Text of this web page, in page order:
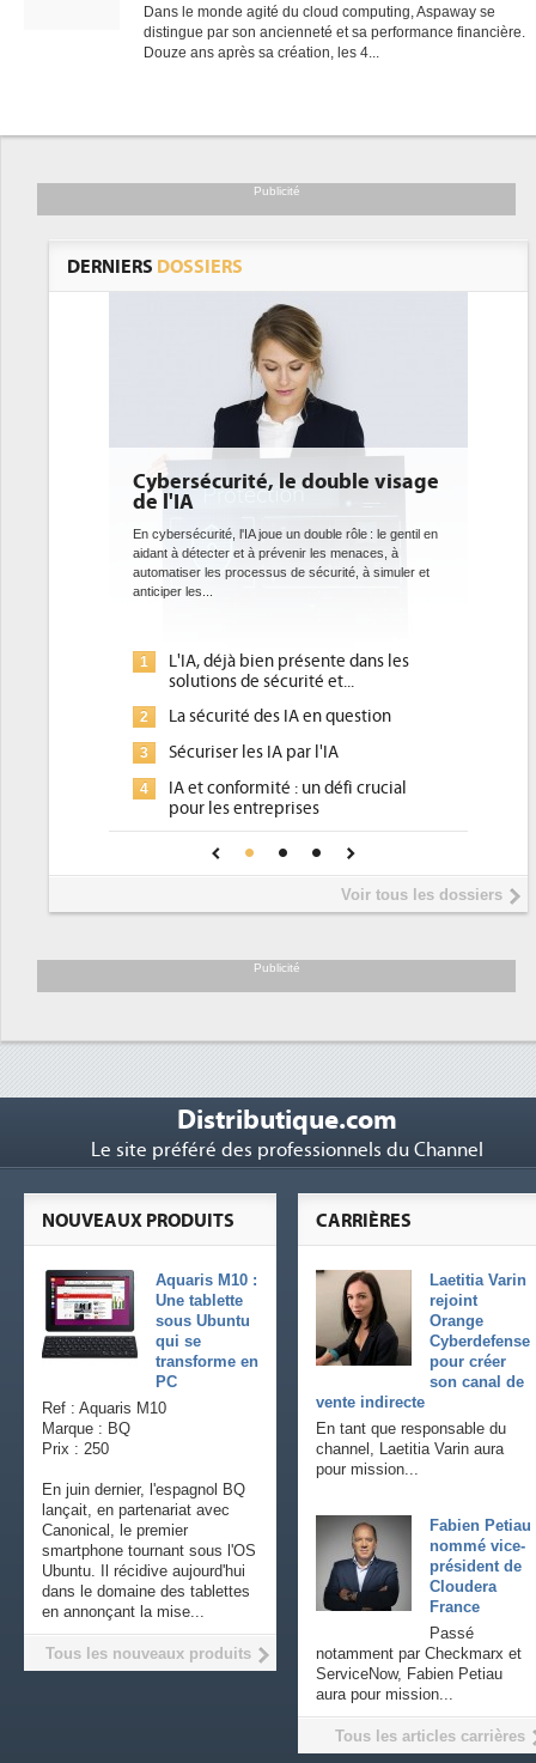
Dans le monde agité du cloud computing, Aspaway se
distingue par son ancienneté et sa performance financière.
Douze ans après sa création, les 4...
Publicité
DERNIERS DOSSIERS
Cybersécurité, le double visage
de l'IA
En cybersécurité, l'IA joue un double rôle : le gentil en
aidant à détecter et à prévenir les menaces, à
automatiser les processus de sécurité, à simuler et
anticiper les...
1
L'IA, déjà bien présente dans les
solutions de sécurité et...
2 La sécurité des IA en question
3 Sécuriser les IA par l'IA
4
IA et conformité : un défi crucial
pour les entreprises
Une IA de confiance pour une IA
plus sûre ?
Voir tous les dossiers
Publicité
Distributique.com
Le site préféré des professionnels du Channel
CARRIÈRES
Laetitia Varin
rejoint
Orange
Cyberdefense
pour créer
son canal de
vente indirecte
En tant que responsable du
channel, Laetitia Varin aura
pour mission...
Fabien Petiau
nommé vice-
président de
Cloudera
France
Passé
notamment par Checkmarx et
ServiceNow, Fabien Petiau
aura pour mission...
Tous les articles carrières
NOUVEAUX PRODUITS
Aquaris M10 :
Une tablette
sous Ubuntu
qui se
transforme en
PC
Ref : Aquaris M10
Marque : BQ
Prix : 250
En juin dernier, l'espagnol BQ
lançait, en partenariat avec
Canonical, le premier
smartphone tournant sous l'OS
Ubuntu. Il récidive aujourd'hui
dans le domaine des tablettes
en annonçant la mise...
Tous les nouveaux produits